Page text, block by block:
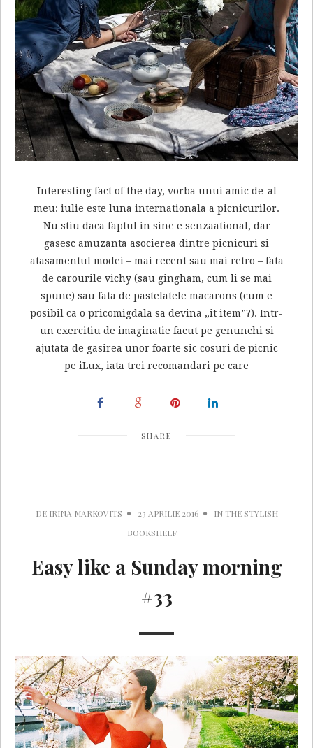
Interesting fact of the day, vorba unui amic de-al
meu: iulie este luna internationala a picnicurilor.
Nu stiu daca faptul in sine e senzaational, dar
gasesc amuzanta asocierea dintre picnicuri si
atasamentul modei – mai recent sau mai retro – fata
de carourile vichy (sau gingham, cum li se mai
spune) sau fata de pastelatele macarons (cum e
posibil ca o pricomigdala sa devina „it item”?). Intr-
un exercitiu de imaginatie facut pe genunchi si
ajutata de gasirea unor foarte sic cosuri de picnic
pe iLux, iata trei recomandari pe care
SHARE
DE IRINA MARKOVITS 23 APRILIE 2016 INTHE STYLISH
BOOKSHELF
Easy like a Sunday morning
#33